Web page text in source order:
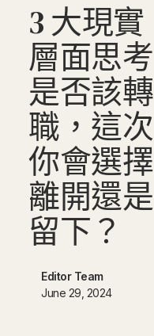
3 大現實
層面思考
是否該轉
職 ， 這次
你會選擇
離開還是
留下 ？
Editor Team
June 29, 2024